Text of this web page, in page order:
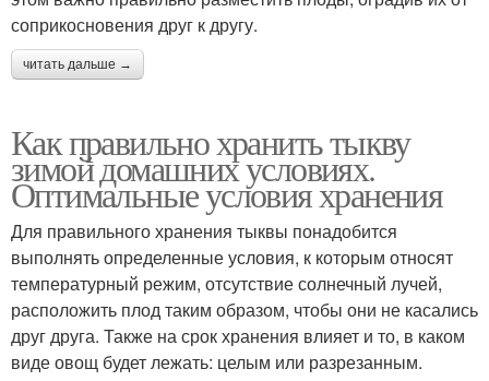
соприкосновения друг к другу.
читать дальше →
Как правильно хранить тыкву
зимой домашних условиях.
Оптимальные условия хранения
Для правильного хранения тыквы понадобится
выполнять определенные условия, к которым относят
температурный режим, отсутствие солнечный лучей,
расположить плод таким образом, чтобы они не касались
друг друга. Также на срок хранения влияет и то, в каком
виде овощ будет лежать: целым или разрезанным.